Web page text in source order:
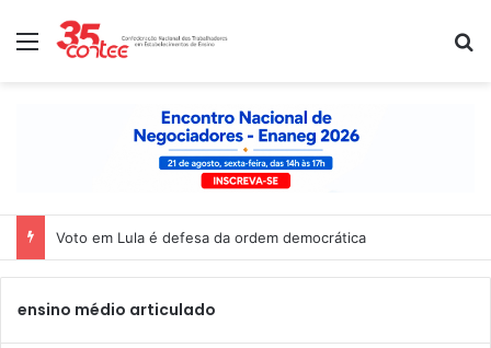
Menu
Voto em Lula é defesa da ordem democrática
ensino médio articulado